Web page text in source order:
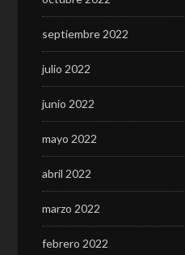
septiembre 2022
julio 2022
junio 2022
mayo 2022
abril 2022
marzo 2022
febrero 2022